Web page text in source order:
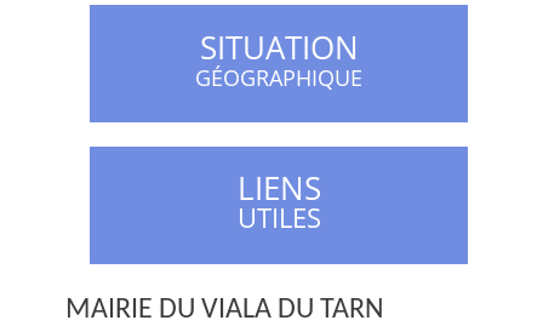
SITUATION
GÉOGRAPHIQUE
LIENS
UTILES
MAIRIE DU VIALA DU TARN